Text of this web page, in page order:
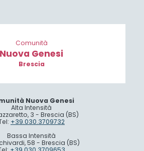
Comunità
Nuova Genesi
Brescia
Nuova Genesi
Alta Intensità
3 - Brescia (BS)
+39.030.3709732
Bassa Intensità
58 - Brescia (BS)